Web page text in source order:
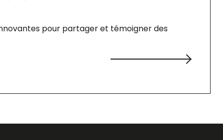
pour partager et témoigner des